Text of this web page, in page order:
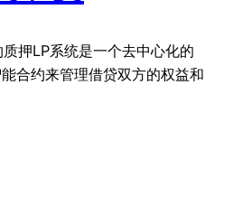
押LP系统是一个去中心化的
合约来管理借贷双方的权益和